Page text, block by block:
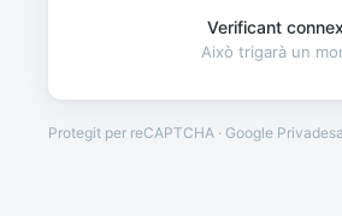
Verificant
Això trigarà un
Protegit per reCAPTCHA · Google Privadesa